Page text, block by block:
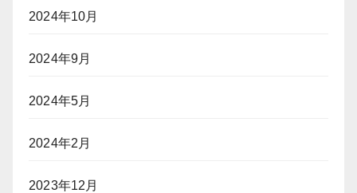
2024年10月
2024年9月
2024年5月
2024年2月
2023年12月